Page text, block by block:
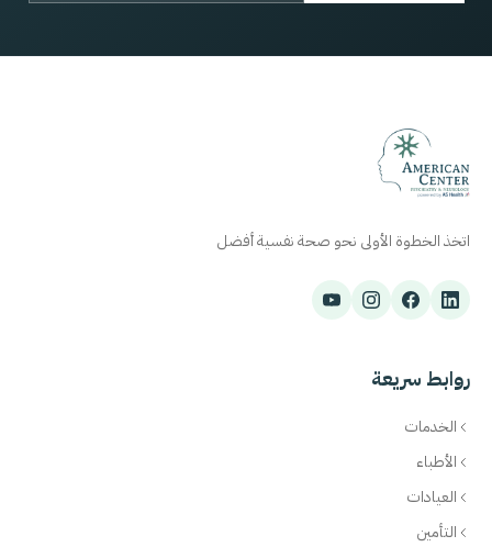
اتخذ الخطوة الأولى نحو صحة نفسية أفضل
روابط سريعة
الخدمات
الأطباء
العيادات
التأمين